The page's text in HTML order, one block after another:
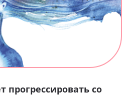
прогрессировать со